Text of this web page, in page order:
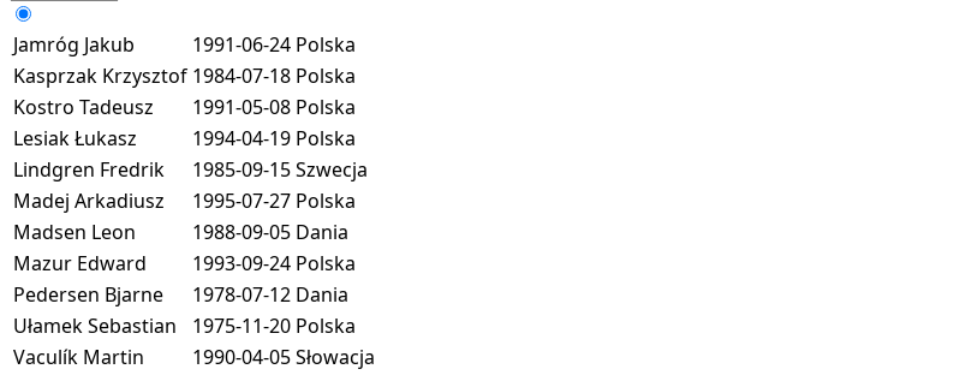
Jamróg Jakub 1991-06-24 Polska
Kasprzak Krzysztof 1984-07-18 Polska
Kostro Tadeusz
1991-05-08 Polska
Lesiak Łukasz
1994-04-19 Polska
Lindgren Fredrik
1985-09-15Szwecja
Madej Arkadiusz
1995-07-27 Polska
Madsen Leon
1988-09-05 Dania
Mazur Edward
1993-09-24 Polska
Pedersen Bjarne
1978-07-12 Dania
Ułamek Sebastian
1975-11-20 Polska
Vaculík Martin
1990-04-05Słowacja